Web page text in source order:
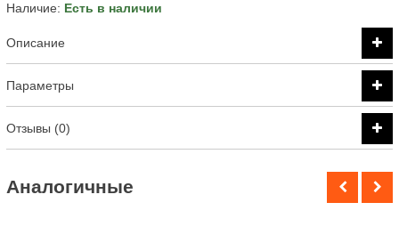
Наличие: Есть в наличии
Описание
Параметры
Отзывы (0)
Аналогичные